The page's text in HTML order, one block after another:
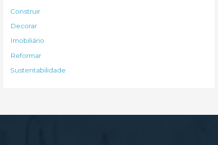
p
o
r
Construir
Decorar
Imobiliário
Reformar
Sustentabilidade